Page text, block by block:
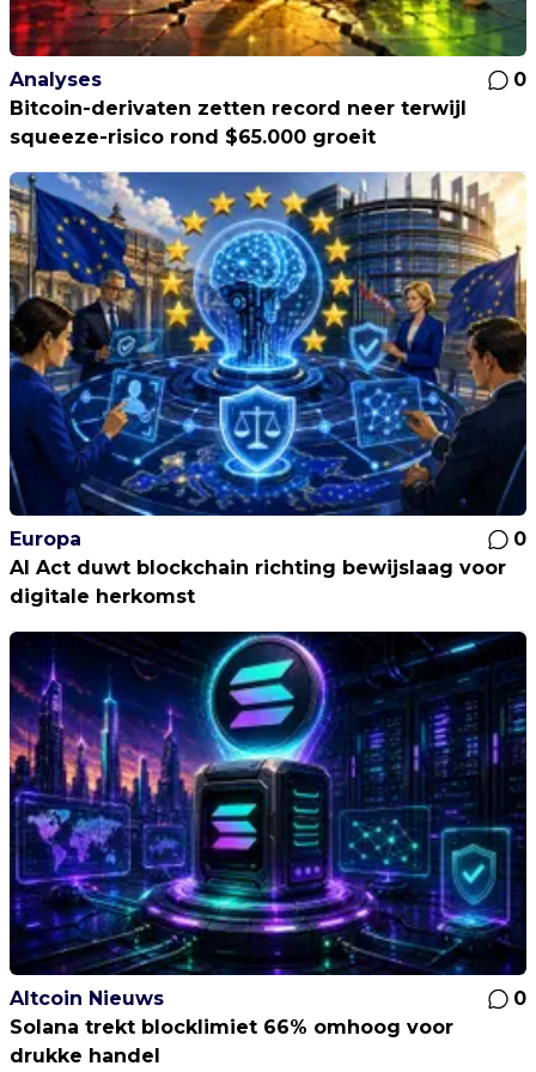
Analyses
0
Bitcoin-derivaten zetten record neer terwijl
squeeze-risico rond $65.000 groeit
Europa
0
AI Act duwt blockchain richting bewijslaag voor
digitale herkomst
Altcoin Nieuws
0
Solana trekt blocklimiet 66% omhoog voor
drukke handel